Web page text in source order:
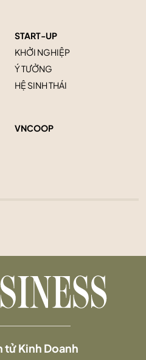
START-UP
KHỞI NGHIỆP
Ý TƯỞNG
HỆ SINH THÁI
VNCOOP
tử Kinh Doanh